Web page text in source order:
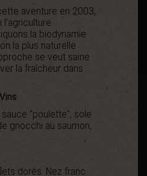
aventure en 2003,
la biodynamie
la plus naturelle
se veut saine
la fraîcheur dans
"poulette", sole
gnocchi au saumon,
dorés. Nez franc